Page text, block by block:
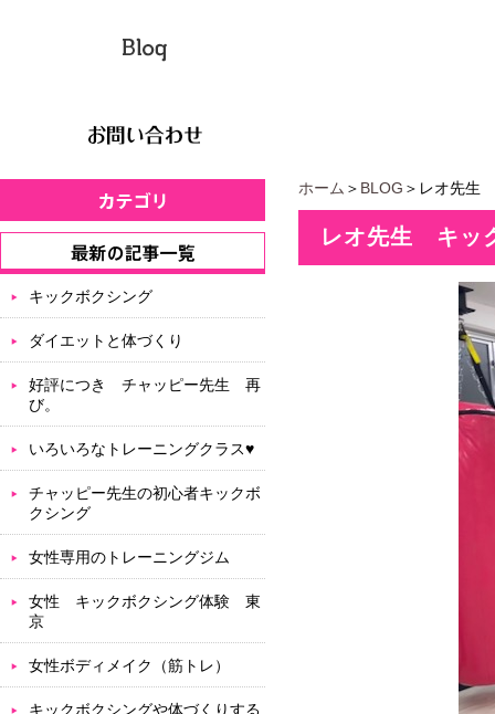
ホーム ＞ BLOG ＞レオ先生
レオ先生 キッ
キックボクシング
ダイエットと体づくり
好評につき チャッピー先生 再
び。
いろいろなトレーニングクラス♥
チャッピー先生の初心者キックボ
クシング
女性専用のトレーニングジム
女性 キックボクシング体験 東
京
女性ボディメイク（筋トレ）
キックボクシングや体づくりする